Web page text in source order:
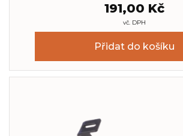
191,00 Kč
vč. DPH
Přidat do košíku